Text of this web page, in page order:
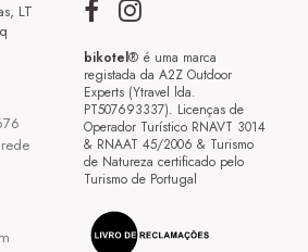
LT
bikotel® é uma marca
registada da A2Z Outdoor
Experts (Ytravel lda.
PT507693337). Licenças de
Operador Turístico RNAVT 3014
& RNAAT 45/2006 & Turismo
de Natureza certificado pelo
Turismo de Portugal